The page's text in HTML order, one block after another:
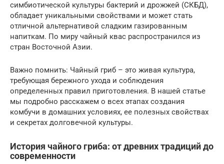
симбиотической культуры бактерий и дрожжей (СКБД),
обладает уникальными свойствами и может стать
отличной альтернативой сладким газированным
напиткам. По миру чайный квас распространился из
стран Восточной Азии.
Важно помнить: Чайный гриб – это живая культура,
требующая бережного ухода и соблюдения
определенных правил приготовления. В нашей статье
мы подробно расскажем о всех этапах создания
комбучи в домашних условиях, ее полезных свойствах
и секретах долговечной культуры.
История чайного гриба: от древних традиций до
современности